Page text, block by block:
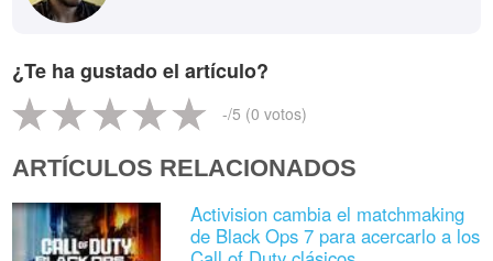
¿Te ha gustado el artículo?
-/5 (0 votos)
ARTÍCULOS RELACIONADOS
Activision cambia el matchmaking
de Black Ops 7 para acercarlo a los